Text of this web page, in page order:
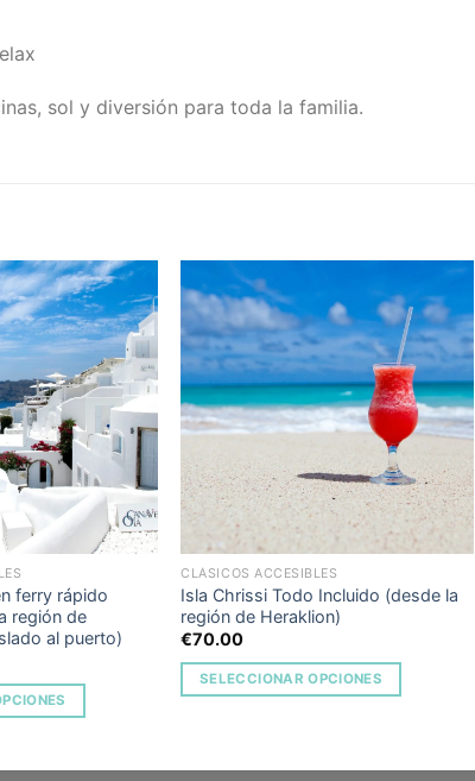
sol y diversión para toda la familia.
Add to
Wishlist
ferry rápido
región de
al puerto)
Add to
Wishlist
CLÁSICOS ACCESIBLES
Isla Chrissi Todo Incluido (desde la
región de Heraklion)
€70.00
SELECCIONAR OPCIONES